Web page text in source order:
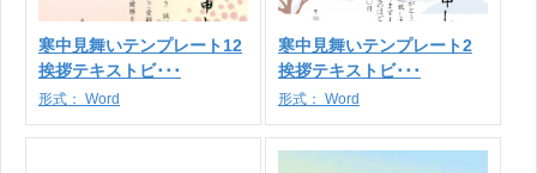
寒中見舞いテンプレート12
挨拶テキストビ･･･
形式： Word
寒中見舞いテンプレート2
挨拶テキストビ･･･
形式： Word